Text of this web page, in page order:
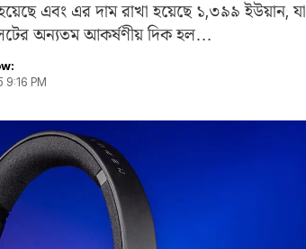
এবং এর দাম রাখা হয়েছে ১,৩৯৯ ইউয়ান, যা
অন্যতম আকর্ষণীয় দিক হল…
9:16 PM